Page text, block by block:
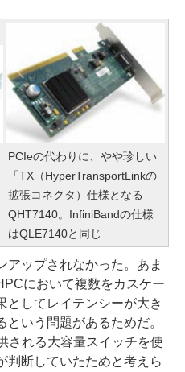
PCIeの代わりに、やや珍しい
「TX（HyperTransportLinkの
拡張コネクタ）仕様となる
QHT7140。InfiniBandの仕様
はQLE7140と同じ
ップされなかった。あま
において複数をカスケー
としてレイテンシーが大き
という問題があるためだ。
される大容量スイッチを使
判断していたためと考えら